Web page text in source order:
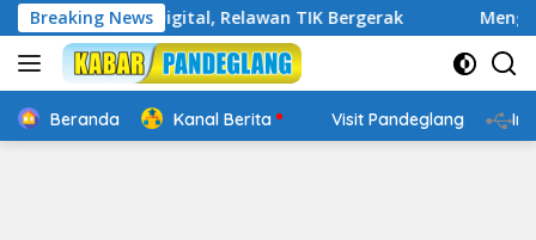
Langsung
ke
konten
Breaking News
Digital, Relawan TIK Bergerak Mengenal
Beranda Kanal Berita Visit Pandeglang